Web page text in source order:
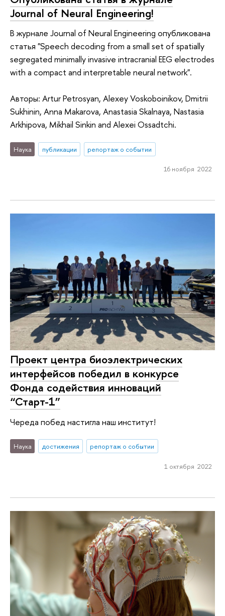
Journal of Neural Engineering!
В журнале Journal of Neural Engineering опубликована
статья "Speech decoding from a small set of spatially
segregated minimally invasive intracranial EEG electrodes
with a compact and interpretable neural network".
Авторы: Artur Petrosyan, Alexey Voskoboinikov, Dmitrii
Sukhinin, Anna Makarova, Anastasia Skalnaya, Nastasia
Arkhipova, Mikhail Sinkin and Alexei Ossadtchi.
Наука публикации репортаж о событии
16 ноября 2022
Проект центра биоэлектрических
интерфейсов победил в конкурсе
Фонда содействия инноваций
“Старт-1”
Череда побед настигла наш институт!
Наука достижения репортаж о событии
1 октября 2022